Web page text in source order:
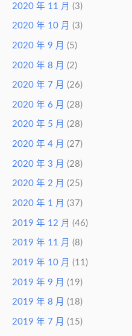
2020 年 11 月 (3)
2020 年 10 月 (3)
2020 年 9 月 (5)
2020 年 8 月 (2)
2020 年 7 月 (26)
2020 年 6 月 (28)
2020 年 5 月 (28)
2020 年 4 月 (27)
2020 年 3 月 (28)
2020 年 2 月 (25)
2020 年 1 月 (37)
2019 年 12 月 (46)
2019 年 11 月 (8)
2019 年 10 月 (11)
2019 年 9 月 (19)
2019 年 8 月 (18)
2019 年 7 月 (15)